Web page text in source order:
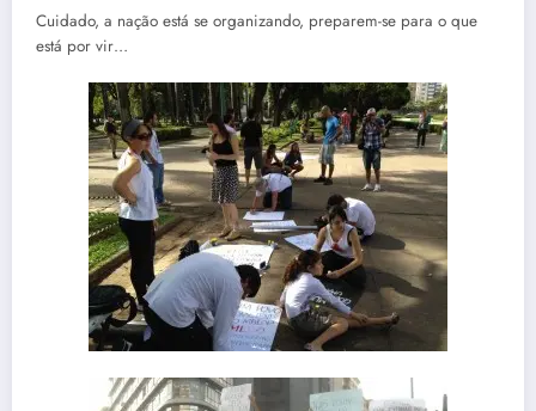
Cuidado, a nação está se organizando, preparem-se para o que
está por vir…